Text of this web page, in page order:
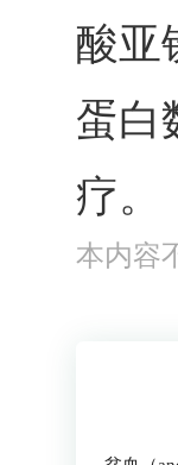
酸亚
蛋白
疗。
本内容